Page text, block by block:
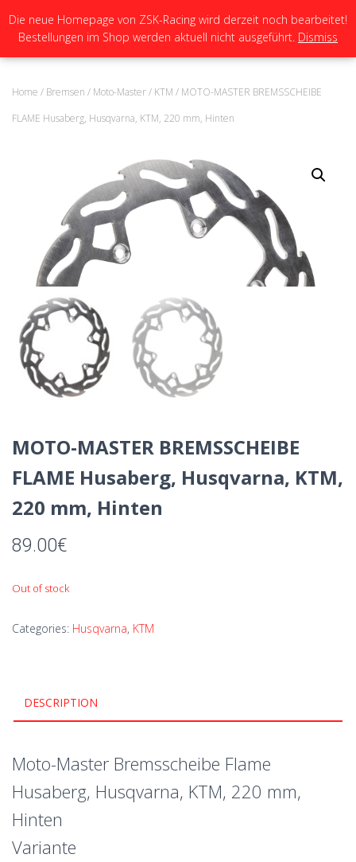
N
A
Home / Bremsen / Moto-Master/ KTM / MOTO-MASTER BREMSSCHEIBE
FLAME Husaberg, Husqvarna, KTM, 220 mm, Hinten
MOTO-MASTER BREMSSCHEIBE
FLAME Husaberg, Husqvarna, KTM,
220 mm, Hinten
89.00€
Out of stock
Categories: Husqvarna, KTM
DESCRIPTION
Moto-Master Bremsscheibe Flame
Husaberg, Husqvarna, KTM, 220 mm,
Hinten
Variante
Die neue Homepage von ZSK-Racing wird derzeit noch bearbeitet!
Bestellungen im Shop werden aktuell nicht ausgeführt. Dismiss